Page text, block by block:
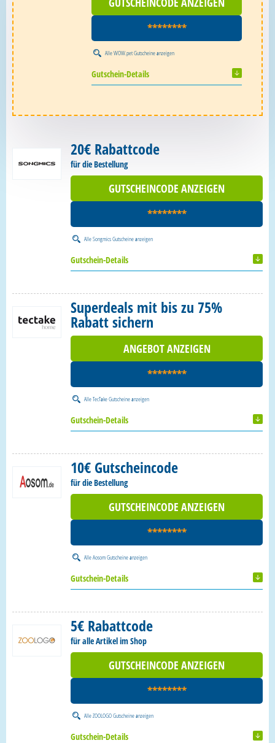
********
AlleWOW.pet Gutscheineanzeigen
Gutschein-Details
20€ Rabattcode
für die Bestellung
GUTSCHEINCODE ANZEIGEN
********
AlleSongmics Gutscheineanzeigen
Gutschein-Details
Superdeals mit bis zu 75%
Rabatt sichern
ANGEBOT ANZEIGEN
********
AlleTecTake Gutscheineanzeigen
Gutschein-Details
10€ Gutscheincode
für die Bestellung
GUTSCHEINCODE ANZEIGEN
********
AlleAosom Gutscheineanzeigen
Gutschein-Details
5€ Rabattcode
für alle Artikel im Shop
GUTSCHEINCODE ANZEIGEN
********
AlleZOOLOGO Gutscheineanzeigen
Gutschein-Details